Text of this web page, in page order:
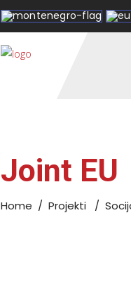
Joint EU
Home / Projekti /